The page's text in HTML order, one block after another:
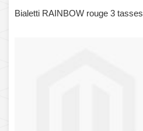
Bialetti RAINBOW rouge 3 tasses